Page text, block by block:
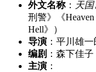
外文名称： 天
刑警》《Heaven
Hell》）
导演 ：平川雄
编剧 ：森下佳子
主演 ：